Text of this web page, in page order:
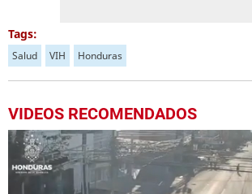
Tags:
Salud VIH Honduras
VIDEOS RECOMENDADOS